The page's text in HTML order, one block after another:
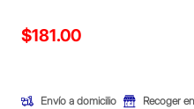
Precio reducido de
$181.00
Envío a domicilio Recoger